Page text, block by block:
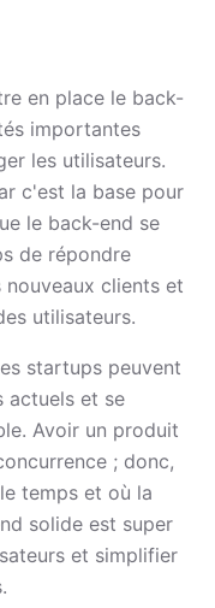
en place le back-
importantes
les utilisateurs.
c'est la base pour
le back-end se
de répondre
clients et
utilisateurs.
startups peuvent
actuels et se
Avoir un produit
; donc,
temps et où la
solide est super
et simplifier